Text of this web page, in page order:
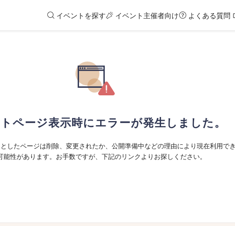
イベントを探す イベント主催者向け よくある質問
ページ表示時にエラーが発生しました。
したページは削除、変更されたか、公開準備中などの理由により現在利用でき
能性があります。お手数ですが、下記のリンクよりお探しください。